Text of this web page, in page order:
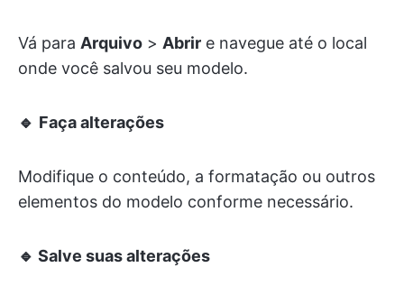
Vá para Arquivo > Abrir e navegue até o local
onde você salvou seu modelo.
🔹 Faça alterações
Modifique o conteúdo, a formatação ou outros
elementos do modelo conforme necessário.
🔹 Salve suas alterações